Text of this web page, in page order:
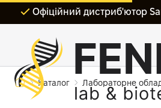
Офіційний дистриб'ютор
Каталог Лабораторне